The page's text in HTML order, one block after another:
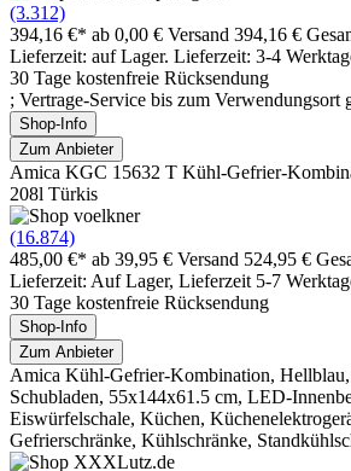
(3.312)
394,16 €* ab 0,00 € Versand 394,16 €
Lieferzeit: auf Lager. Lieferzeit: 3-4
30 Tage kostenfreie Rücksendung
; Vertrage-Service bis zum Verwendungsort
Shop-Info
Zum Anbieter
Amica KGC 15632 T Kühl-Gefrier-
208l Türkis
(16.874)
485,00 €* ab 39,95 € Versand 524,95 €
Lieferzeit: Auf Lager, Lieferzeit 5-7
30 Tage kostenfreie Rücksendung
Shop-Info
Zum Anbieter
Amica Kühl-Gefrier-Kombination,
Schubladen, 55x144x61.5 cm, LED-
Eiswürfelschale, Küchen,
Gefrierschränke, Kühlschränke,